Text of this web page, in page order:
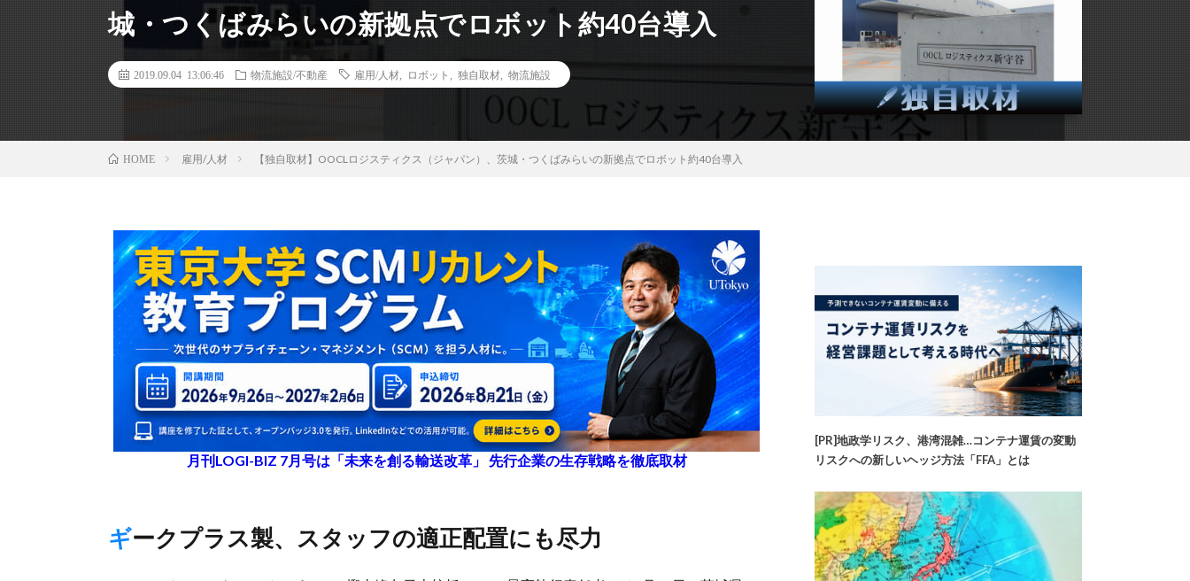
城・つくばみらいの新拠点でロボット約40台導入
2019.09.04 13:06:46 物流施設/不動産 雇用/人材 ロボット 独自取材 物流施設
HOME 雇用/人材 【独自取材】OOCLロジスティクス（ジャパン）、茨城・つくばみらいの新拠点でロボット約40台導入
月刊LOGI-BIZ 7月号は「未来を創る輸送改革」 先行企業の生存戦略を徹底取材
ギークプラス製、スタッフの適正配置にも尽力
[PR]地政学リスク、港湾混雑…コンテナ運賃の変動
リスクへの新しいヘッジ方法「FFA」とは